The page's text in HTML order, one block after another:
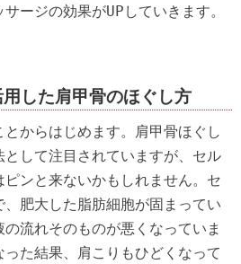
ージの効果がUPしていきます。
した肩甲骨のほぐし方
からはじめます。肩甲骨ほぐし
して注目されていますが、セル
ンと来ないかもしれません。セ
肥大した脂肪細胞が固まってい
流れそのものが悪くなっていま
た結果、肩こりもひどくなって